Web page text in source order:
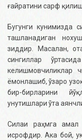
ғайратини сарф
Бугунги кунимизда
ташланадиган
зиддир. Масалан,
сингиллар
келишмовчиликлар
ёмонлашиб, ўзаро
бир-бирларини
унутишлари ўта
Силаи раҳмга амал
исрофдир. Ака бой,